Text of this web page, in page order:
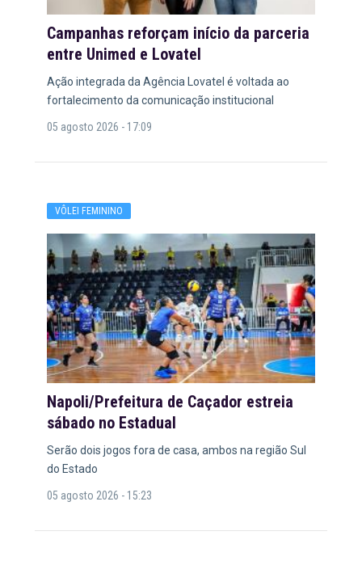
Campanhas reforçam início da parceria
entre Unimed e Lovatel
Ação integrada da Agência Lovatel é voltada ao
fortalecimento da comunicação institucional
05 agosto 2026 - 17:09
VÔLEI FEMININO
Napoli/Prefeitura de Caçador estreia
sábado no Estadual
Serão dois jogos fora de casa, ambos na região Sul
do Estado
05 agosto 2026 - 15:23